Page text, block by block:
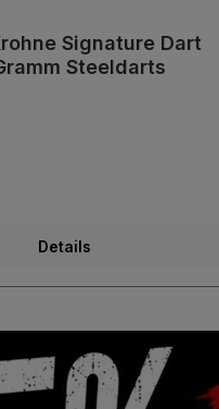
Signature Dart
Steeldarts
Details